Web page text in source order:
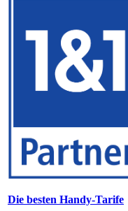
Die besten Handy-Tarife